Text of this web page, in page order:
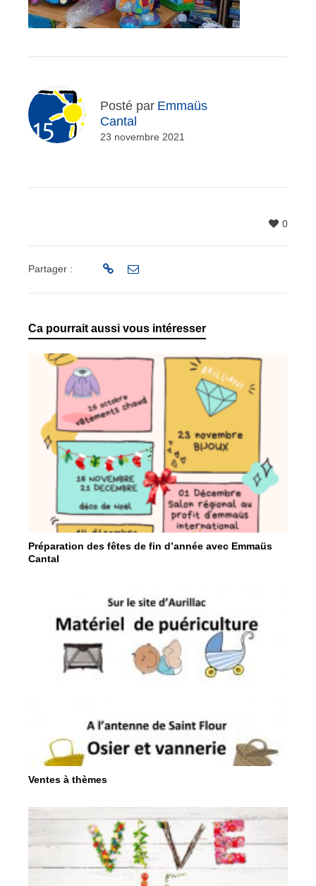
Posté par Emmaüs
Cantal
23 novembre 2021
0
Partager :
Ca pourrait aussi vous intéresser
Préparation des fêtes de fin d’année avec Emmaüs
Cantal
Ventes à thèmes